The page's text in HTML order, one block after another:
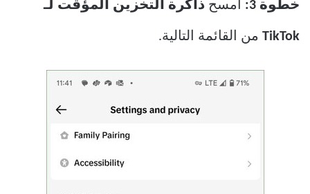
خطوة 3: امسح ذاكرة التخزين المؤقت لـ
TikTok من القائمة التالية.